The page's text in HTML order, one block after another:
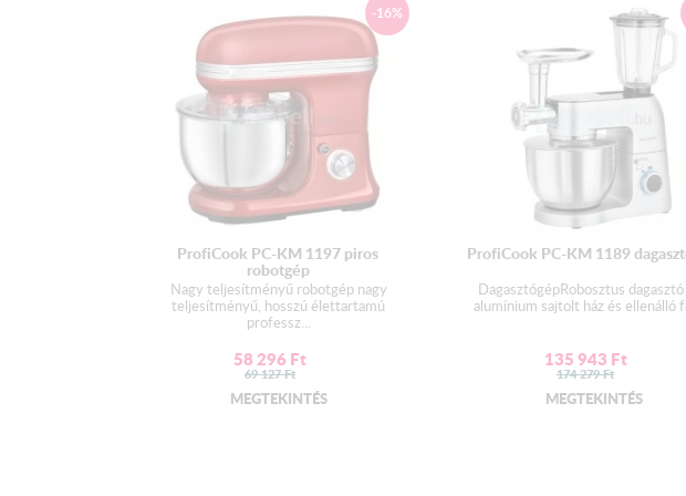
-16%
ProfiCook PC-KM 1197 piros
robotgép
Nagy teljesítményű robotgép nagy
teljesítményű, hosszú élettartamú
professz...
58 296 Ft
69 127Ft
MEGTEKINTÉS
ProfiCook PC-KM 1189
DagasztógépRobosztus
alumínium sajtolt ház és ellenálló
135 943 Ft
174 279Ft
MEGTEKINTÉS